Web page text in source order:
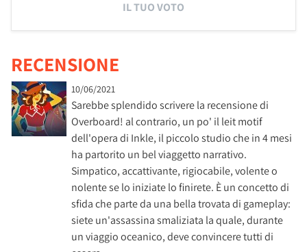
IL TUO VOTO
RECENSIONE
10/06/2021
Sarebbe splendido scrivere la recensione di
Overboard! al contrario, un po' il leit motif
dell'opera di Inkle, il piccolo studio che in 4 mesi
ha partorito un bel viaggetto narrativo.
Simpatico, accattivante, rigiocabile, volente o
nolente se lo iniziate lo finirete. È un concetto di
sfida che parte da una bella trovata di gameplay:
siete un'assassina smaliziata la quale, durante
un viaggio oceanico, deve convincere tutti di